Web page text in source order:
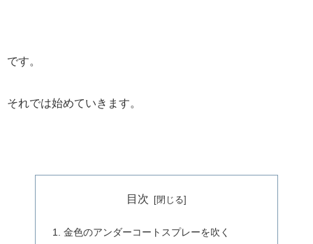
です。
それでは始めていきます。
目次
金色のアンダーコートスプレーを吹く